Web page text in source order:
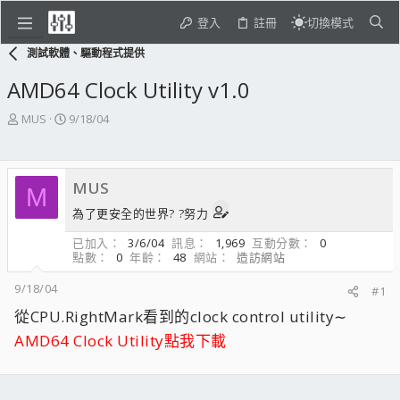
登入 註冊 切換模式
測試軟體、驅動程式提供
AMD64 Clock Utility v1.0
主
起
人
MUS
開
期
9/18/04
M MUS
為了更安全的世界? ?努力
已加入
3/6/04 訊息 1,969 互動分數
0
點數
0 年齡 48 網站
造訪網站
9/18/04
#1
從CPU.RightMark看到的clock control utility∼
AMD64 Clock Utility點我下載